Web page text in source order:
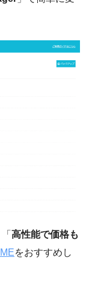
高性能で価格も
をおすすめし